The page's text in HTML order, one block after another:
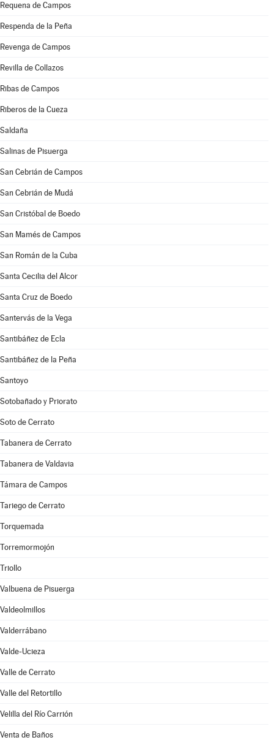
Requena de Campos
Respenda de la Peña
Revenga de Campos
Revilla de Collazos
Ribas de Campos
Riberos de la Cueza
Saldaña
Salinas de Pisuerga
San Cebrián de Campos
San Cebrián de Mudá
San Cristóbal de Boedo
San Mamés de Campos
San Román de la Cuba
Santa Cecilia del Alcor
Santa Cruz de Boedo
Santervás de la Vega
Santibáñez de Ecla
Santibáñez de la Peña
Santoyo
Sotobañado y Priorato
Soto de Cerrato
Tabanera de Cerrato
Tabanera de Valdavia
Támara de Campos
Tariego de Cerrato
Torquemada
Torremormojón
Triollo
Valbuena de Pisuerga
Valdeolmillos
Valderrábano
Valde-Ucieza
Valle de Cerrato
Valle del Retortillo
Velilla del Río Carrión
Venta de Baños